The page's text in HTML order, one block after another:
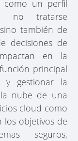
como un perfil
no tratarse
también de
decisiones de
en la
principal
y gestionar la
nube de una
cloud como
los objetivos de
seguros,